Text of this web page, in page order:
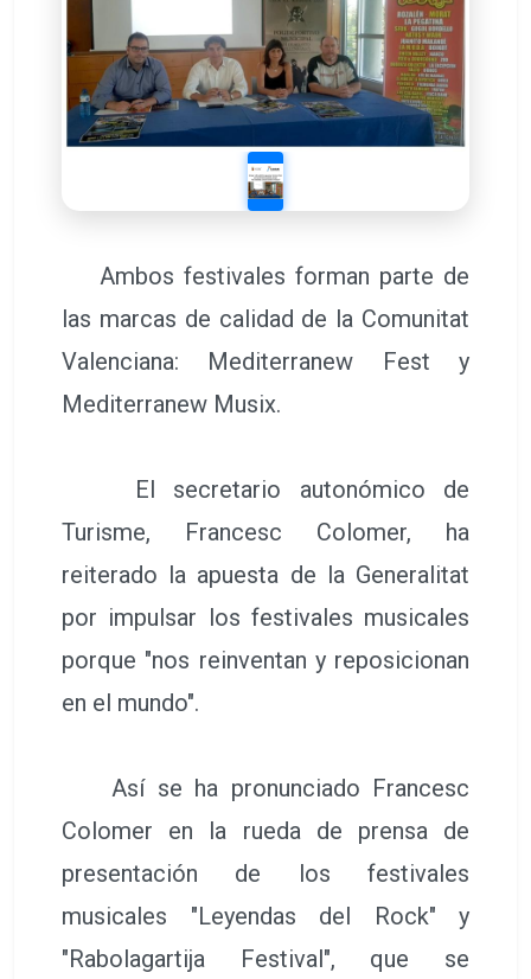
Ambos festivales forman parte de
las marcas de calidad de la Comunitat
Valenciana: Mediterranew Fest y
Mediterranew Musix.
El secretario autonómico de
Turisme, Francesc Colomer, ha
reiterado la apuesta de la Generalitat
por impulsar los festivales musicales
porque "nos reinventan y reposicionan
en el mundo".
Así se ha pronunciado Francesc
Colomer en la rueda de prensa de
presentación de los festivales
musicales "Leyendas del Rock" y
"Rabolagartija Festival", que se